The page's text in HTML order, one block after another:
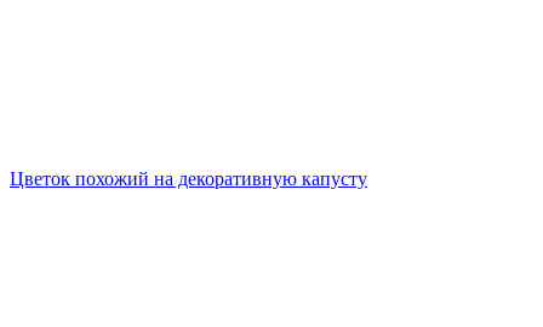
Цветок похожий на декоративную капусту